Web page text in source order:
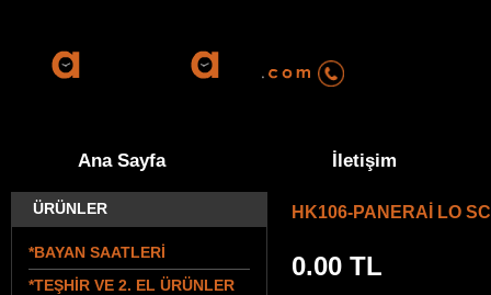
Ana Sayfa İletişim
ÜRÜNLER
*BAYAN SAATLERİ
*TEŞHİR VE 2. EL ÜRÜNLER
HK106-PANERAİ LO
0.00 TL